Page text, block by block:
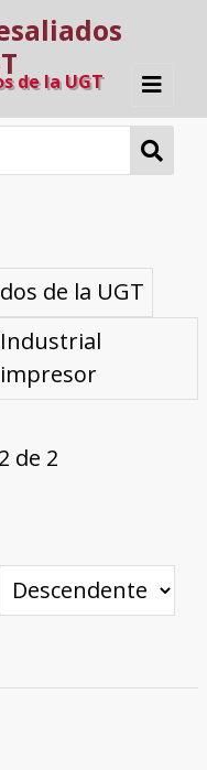
de la UGT
(con busca
de la UGT
Industrial
impresor
de 2